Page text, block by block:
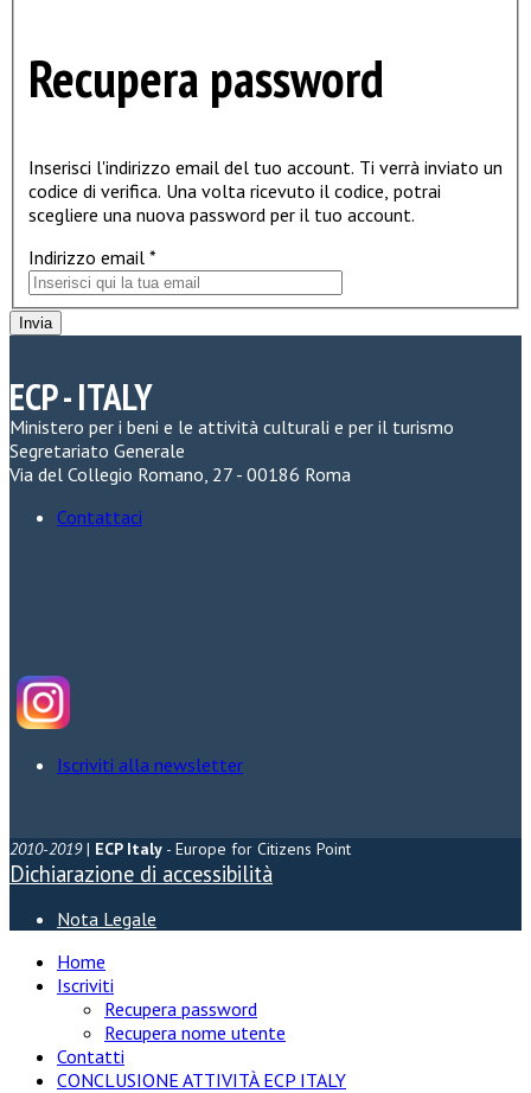
Recupera password
Inserisci l'indirizzo email del tuo account. Ti verrà inviato un
codice di verifica. Una volta ricevuto il codice, potrai
scegliere una nuova password per il tuo account.
Indirizzo email *
Invia
ECP - ITALY
Ministero per i beni e le attività culturali e per il turismo
Segretariato Generale
Via del Collegio Romano, 27 - 00186 Roma
Contattaci
Iscriviti alla newsletter
2010-2019| ECP Italy - Europe for Citizens Point
Dichiarazione di accessibilità
Nota Legale
Home
Iscriviti
Recupera password
Recupera nome utente
Contatti
CONCLUSIONE ATTIVITÀ ECP ITALY